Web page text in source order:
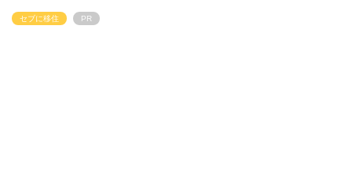
セブに移住 PR